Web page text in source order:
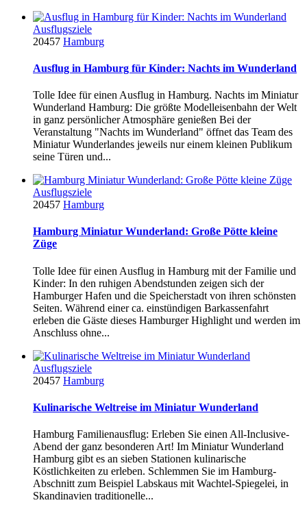
Ausflugsziele
20457 Hamburg
Ausflug in Hamburg für Kinder: Nachts im Wunderland
Tolle Idee für einen Ausflug in Hamburg. Nachts im Miniatur
Wunderland Hamburg: Die größte Modelleisenbahn der Welt
in ganz persönlicher Atmosphäre genießen Bei der
Veranstaltung "Nachts im Wunderland" öffnet das Team des
Miniatur Wunderlandes jeweils nur einem kleinen Publikum
seine Türen und...
Ausflugsziele
20457 Hamburg
Hamburg Miniatur Wunderland: Große Pötte kleine
Züge
Tolle Idee für einen Ausflug in Hamburg mit der Familie und
Kinder: In den ruhigen Abendstunden zeigen sich der
Hamburger Hafen und die Speicherstadt von ihren schönsten
Seiten. Während einer ca. einstündigen Barkassenfahrt
erleben die Gäste dieses Hamburger Highlight und werden im
Anschluss ohne...
Ausflugsziele
20457 Hamburg
Kulinarische Weltreise im Miniatur Wunderland
Hamburg Familienausflug: Erleben Sie einen All-Inclusive-
Abend der ganz besonderen Art! Im Miniatur Wunderland
Hamburg gibt es an sieben Stationen kulinarische
Köstlichkeiten zu erleben. Schlemmen Sie im Hamburg-
Abschnitt zum Beispiel Labskaus mit Wachtel-Spiegelei, in
Skandinavien traditionelle...